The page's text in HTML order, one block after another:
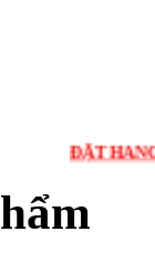
ĐẶT HÀNG LIÊN